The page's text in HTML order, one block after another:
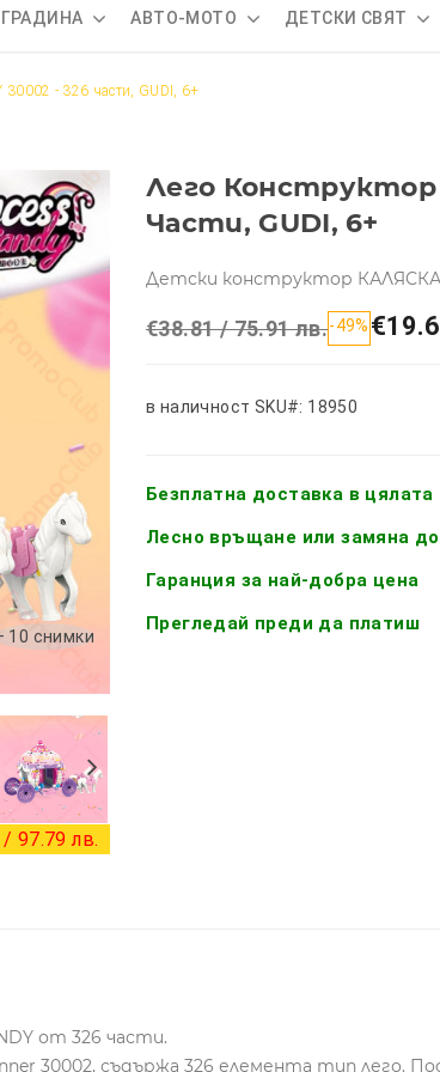
АВТО-МОТО ДЕТСКИ СВЯТ
30002 - 326 части, GUDI, 6+
10 снимки
97.79 лв.
Лего Конструктор
Части, GUDI, 6+
Детски конструктор
€38.81 / 75.91 лв.-49%
в наличност SKU#: 18950
Безплатна доставка в цялата
Лесно връщане или замяна
Гаранция за най-добра цена
Прегледай преди да платиш
от 326 части.
30002, съдържа 326 елемента тип лего.